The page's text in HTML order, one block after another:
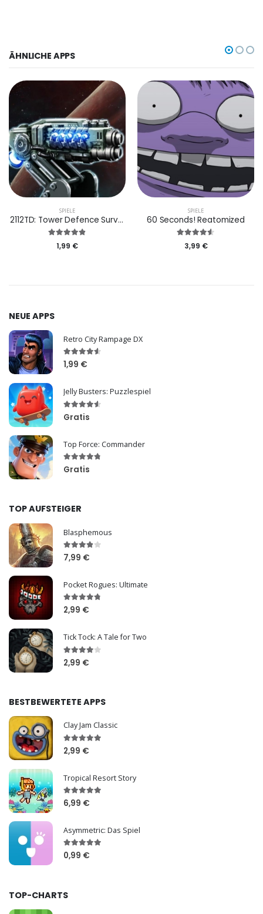
ÄHNLICHE APPS
SPIELE
2112TD: Tower Defence Survival
1,99 €
SPIELE
60 Seconds! Reatomized
3,99 €
NEUE APPS
Retro City Rampage DX
1,99 €
Jelly Busters: Puzzlespiel
Gratis
Top Force: Commander
Gratis
TOP AUFSTEIGER
Blasphemous
7,99 €
Pocket Rogues: Ultimate
2,99 €
Tick Tock: A Tale for Two
2,99 €
BESTBEWERTETE APPS
Clay Jam Classic
2,99 €
Tropical Resort Story
6,99 €
Asymmetric: Das Spiel
0,99 €
TOP-CHARTS